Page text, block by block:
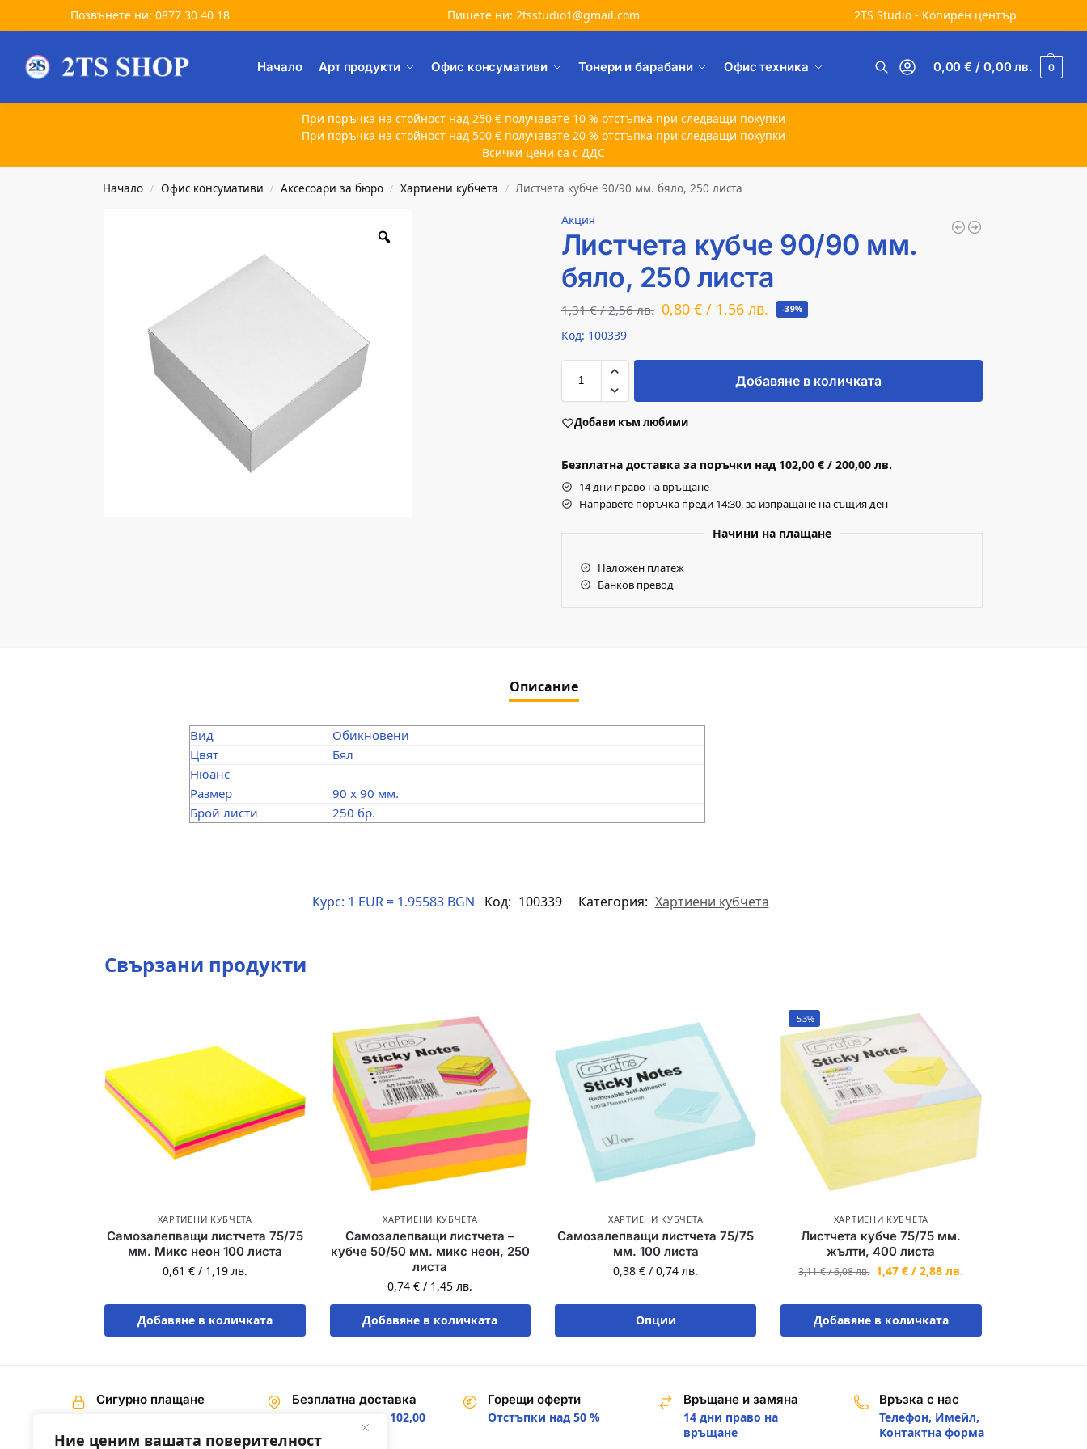
Ние ценим вашата поверителност
Позвънете ни: 0877 30 40 18 Пишете ни: 2tsstudio1@gmail.com 2TS Studio - Копирен център
Начало Арт продукти Офис консумативи Тонери и барабани Офис техника
Търсене
0,00€ / 0,00лв. 0
При поръчка на стойност над 250 € получавате 10 % отстъпка при следващи покупки
При поръчка на стойност над 500 € получавате 20 % отстъпка при следващи покупки
Всички цени са с ДДС
Начало / Офис консумативи / Аксесоари за бюро / Хартиени кубчета / Листчета кубче 90/90 мм. бяло, 250 листа
Акция
Листчета кубче 90/90 мм.
бяло, 250 листа
1,31€ /2,56лв. 0,80 € / 1,56 лв. -39%
Код: 100339
Добавяне в количката
Добави към любими
Безплатна доставка за поръчки над 102,00 € / 200,00 лв.
14 дни право на връщане
Направете поръчка преди 14:30, за изпращане на същия ден
Начини на плащане
Наложен платеж
Банков превод
Описание
Вид
Обикновени
Цвят
Бял
Нюанс
Размер
90 x 90 мм.
Брой листи
250 бр.
Курс: 1 EUR = 1.95583 BGN Код: 100339 Категория: Хартиени кубчета
Свързани продукти
ХАРТИЕНИ КУБЧЕТА
Самозалепващи листчета 75/75
мм. Микс неон 100 листа
0,61 € / 1,19 лв.
Добавяне в количката
ХАРТИЕНИ КУБЧЕТА
Самозалепващи листчета –
кубче 50/50 мм. микс неон, 250
листа
0,74€ / 1,45лв.
Добавяне в количката
ХАРТИЕНИ КУБЧЕТА
Самозалепващи листчета 75/75
мм. 100 листа
0,38€ /0,74лв.
Опции
-53%
ХАРТИЕНИ КУБЧЕТА
Листчета кубче 75/75 мм.
жълти, 400 листа
3,11€/6,08лв. 1,47€ /2,88лв.
Добавяне в количката
Сигурно плащане
Безплатна доставка
На поръчки над 102,00
€ / 200,00 лв.
Горещи оферти
Отстъпки над 50 %
Връщане и замяна
14 дни право на
връщане
Връзка с нас
Телефон, Имейл,
Контактна форма